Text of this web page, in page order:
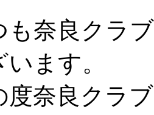
も奈良クラ
います。
度奈良クラ